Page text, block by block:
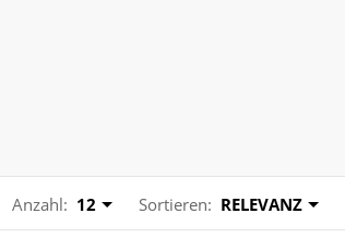
Anzahl: 12 Sortieren: RELEVANZ